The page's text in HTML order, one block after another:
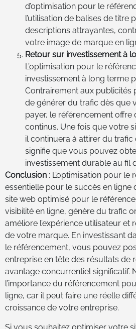
d’optimisation pour le
l’utilisation de balises de titre
descriptions attrayantes,
votre image de marque en
Retour sur investissement à
L’optimisation pour le
investissement à long terme
Contrairement aux publicités
de générer du trafic dès que
payer, le référencement offre
continus. Une fois que votre
il continuera à attirer du
signifie que vous pouvez
investissement durable au fil
Conclusion : L’optimisation pour le
essentielle pour le succès en ligne
site web optimisé pour le
visibilité en ligne, génère du trafic
améliore l’expérience utilisateur et
de votre marque. En investissant
le référencement, vous pouvez
entreprise en tête des résultats de
avantage concurrentiel significatif.
l’importance du référencement
ligne, car il peut faire une réelle
croissance de votre entreprise.